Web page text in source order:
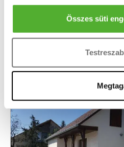
pár méteres pontossággal
Az Ön készülékén
módjairól és adja meg
pontban. Bármikor
Sütinyilatkozathoz való
szabásához, közösségi
valamint weboldalforgalmunk
közösségi média-, hirdető- és
Összes süti